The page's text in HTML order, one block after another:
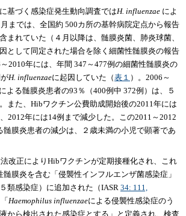
基づく感染症発生動向調査ではH. influenzae によ
までは、全国約 500カ所の基幹病院定点から報告
まれていた（４月以降は、髄膜炎菌、肺炎球菌、
として同定された場合を除く細菌性髄膜炎の報告
2010年には、年間 347～477例の細菌性髄膜炎の
H. influenzaeに起因していた（表１ ）。2006～
による髄膜炎患者の93％（400例中 372例）は、５
また、Hibワクチン公費助成開始後の2011年には
2012年には14例まで減少した。この2011～2012
髄膜炎患者の減少は、２歳未満の小児で顕著であ
改正によりHibワクチンが定期接種化され、これ
膜炎を含む「侵襲性インフルエンザ菌感染症」
類感染症）に追加された（IASR 34: 111,
Haemophilus influenzaeによる侵襲性感染症のう
から検出された感染症とする」と定義され、検査